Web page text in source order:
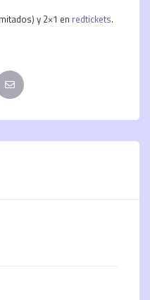
y 2×1 en redtickets.